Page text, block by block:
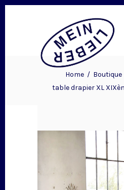
Home / Boutique
table drapier XL